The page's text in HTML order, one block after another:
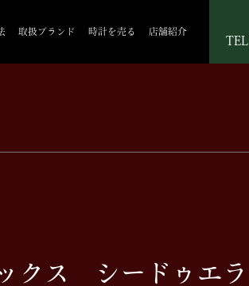
取扱ブランド 時計を売る 店舗紹介
TEL
クス シードゥエラ